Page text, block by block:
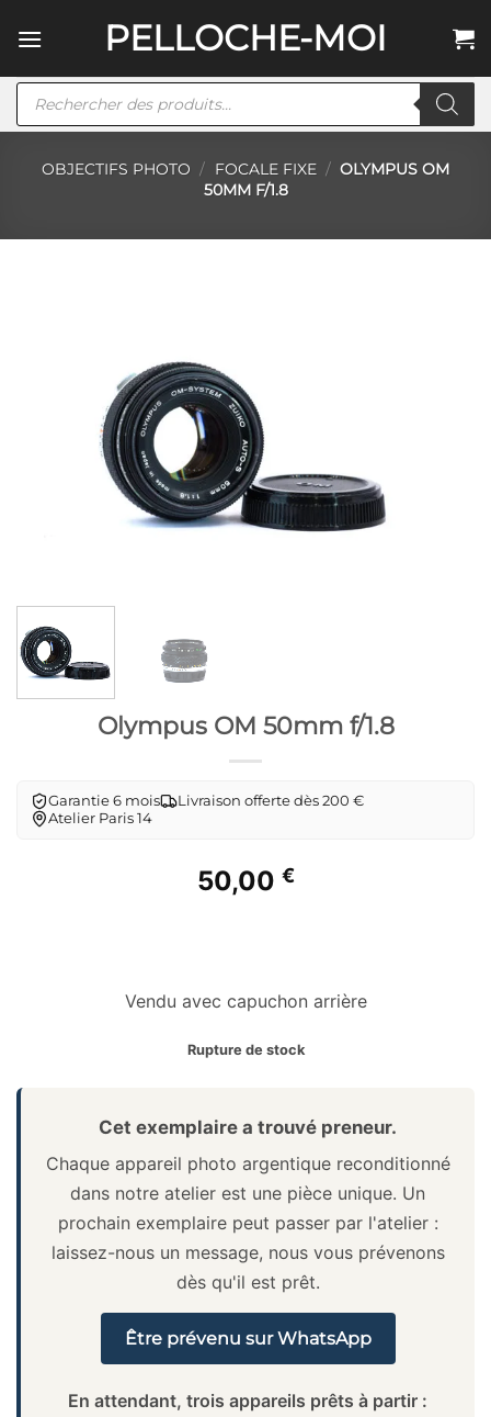
au
PELLOCHE-MOI
Recherche
OBJECTIFS PHOTO / FOCALE FIXE / OLYMPUS OM
50MM F/1.8
Olympus OM 50mm f/1.8
Garantie 6 mois
Livraison offerte dès 200 €
Atelier Paris 14
50,00 €
Vendu avec capuchon arrière
Rupture de stock
Cet exemplaire a trouvé preneur.
Chaque appareil photo argentique reconditionné
dans notre atelier est une pièce unique. Un
prochain exemplaire peut passer par l'atelier :
laissez-nous un message, nous vous prévenons
dès qu'il est prêt.
Être prévenu sur WhatsApp
En attendant, trois appareils prêts à partir :